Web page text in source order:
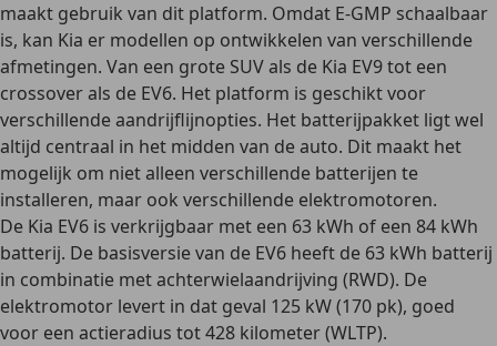
maakt gebruik van dit platform. Omdat E-GMP schaalbaar
is, kan Kia er modellen op ontwikkelen van verschillende
afmetingen. Van een grote SUV als de Kia EV9 tot een
crossover als de EV6. Het platform is geschikt voor
verschillende aandrijflijnopties. Het batterijpakket ligt wel
altijd centraal in het midden van de auto. Dit maakt het
mogelijk om niet alleen verschillende batterijen te
installeren, maar ook verschillende elektromotoren.
De Kia EV6 is verkrijgbaar met een 63 kWh of een 84 kWh
batterij. De basisversie van de EV6 heeft de 63 kWh batterij
in combinatie metachterwielaandrijving (RWD). De
elektromotor levert in dat geval 125 kW (170 pk), goed
voor een actieradius tot428 kilometer(WLTP).